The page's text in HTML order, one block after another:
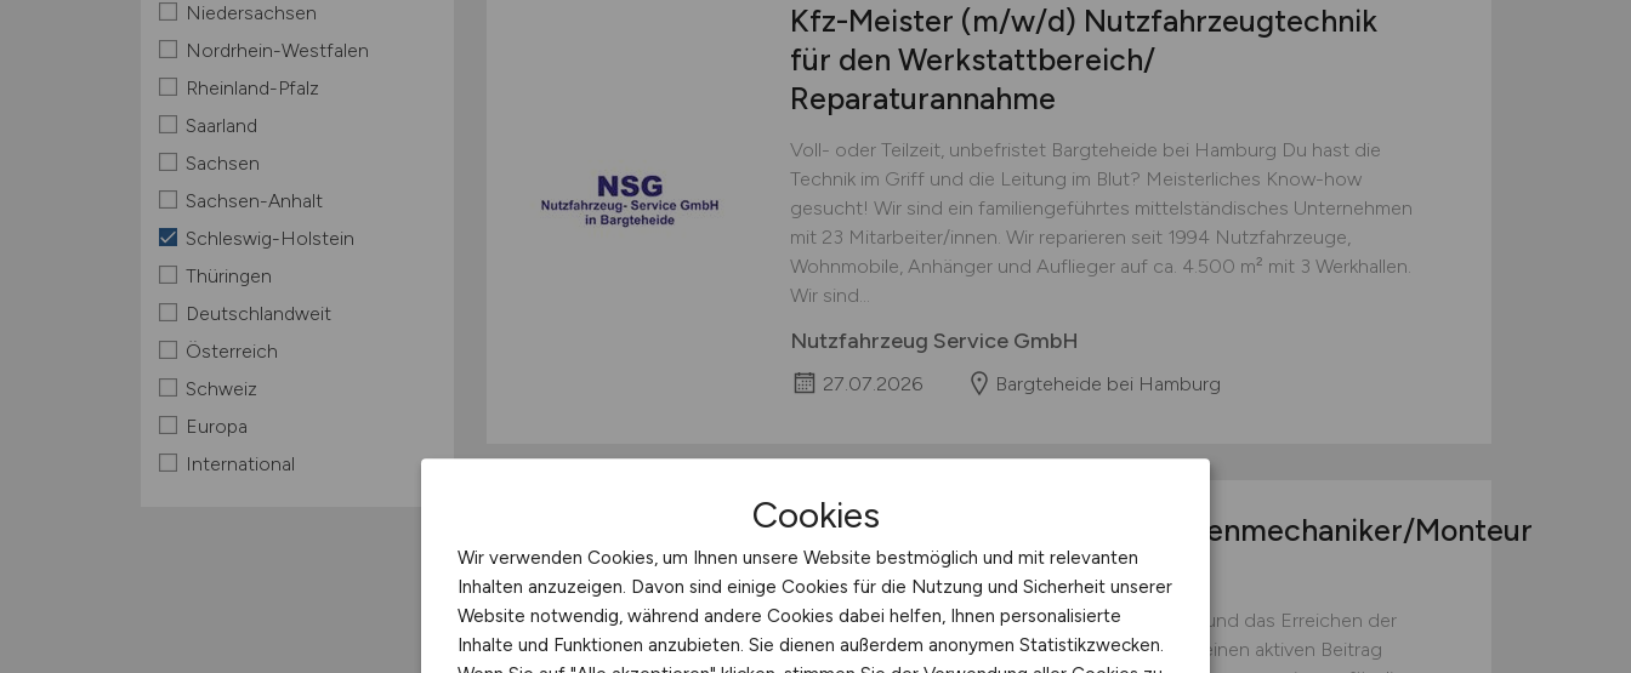
Niedersachsen
Nordrhein-Westfalen
Rheinland-Pfalz
Saarland
Sachsen
Sachsen-Anhalt
Schleswig-Holstein
Thüringen
Deutschlandweit
Österreich
Schweiz
Europa
International
Kfz-Meister (m/w/d) Nutzfahrzeugtechnik
für den Werkstattbereich/
Reparaturannahme
Voll- oder Teilzeit, unbefristet Bargteheide bei Hamburg Du hast die
Technik im Griff und die Leitung im Blut? Meisterliches Know-how
gesucht! Wir sind ein familiengeführtes mittelständisches Unternehmen
mit 23 Mitarbeiter/innen. Wir reparieren seit 1994 Nutzfahrzeuge,
Wohnmobile, Anhänger und Auflieger auf ca. 4.500 m² mit 3 Werkhallen.
Wir sind...
Nutzfahrzeug Service GmbH
27.07.2026 Bargteheide bei Hamburg
Kundendiensttechniker/Anlagenmechaniker/Monteur
(m/w/d)
Bist Du mit an Bord, wenn es um Nachhaltigkeit und das Erreichen der
Klimaziele geht? Dann leiste jetzt bei Techem Deinen aktiven Beitrag
Cookies
Wir verwenden Cookies, um Ihnen unsere Website bestmöglich und mit relevanten
Inhalten anzuzeigen. Davon sind einige Cookies für die Nutzung und Sicherheit unserer
Website notwendig, während andere Cookies dabei helfen, Ihnen personalisierte
Inhalte und Funktionen anzubieten. Sie dienen außerdem anonymen Statistikzwecken.